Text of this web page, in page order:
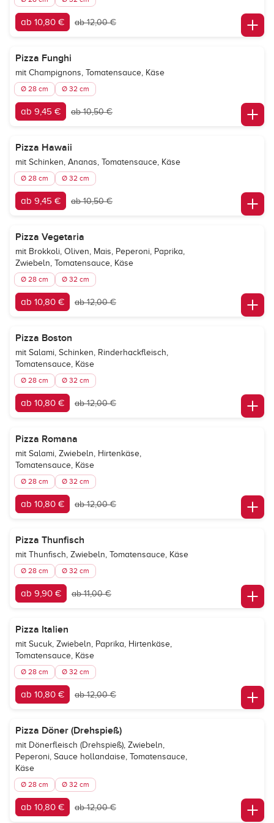
ab 10,80 € ab 12,00 €
Pizza Funghi
mit Champignons, Tomatensauce, Käse
Ø 28 cm Ø 32 cm
ab 9,45 € ab 10,50 €
Pizza Hawaii
mit Schinken, Ananas, Tomatensauce, Käse
Ø 28 cm Ø 32 cm
ab 9,45 € ab 10,50 €
Pizza Vegetaria
mit Brokkoli, Oliven, Mais, Peperoni, Paprika,
Zwiebeln, Tomatensauce, Käse
Ø 28 cm Ø 32 cm
ab 10,80 € ab 12,00 €
Pizza Boston
mit Salami, Schinken, Rinderhackfleisch,
Tomatensauce, Käse
Ø 28 cm Ø 32 cm
ab 10,80 € ab 12,00 €
Pizza Romana
mit Salami, Zwiebeln, Hirtenkäse,
Tomatensauce, Käse
Ø 28 cm Ø 32 cm
ab 10,80 € ab 12,00 €
Pizza Thunfisch
mit Thunfisch, Zwiebeln, Tomatensauce, Käse
Ø 28 cm Ø 32 cm
ab 9,90 € ab 11,00 €
Pizza Italien
mit Sucuk, Zwiebeln, Paprika, Hirtenkäse,
Tomatensauce, Käse
Ø 28 cm Ø 32 cm
ab 10,80 € ab 12,00 €
Pizza Döner (Drehspieß)
mit Dönerfleisch (Drehspieß), Zwiebeln,
Peperoni, Sauce hollandaise, Tomatensauce,
Käse
Ø 28 cm Ø 32 cm
ab 10,80 € ab 12,00 €